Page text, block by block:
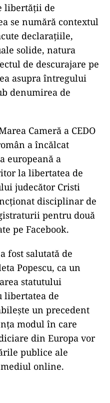
libertății de
se numără contextul
declarațiile,
solide, natura
de descurajare pe
asupra întregului
denumirea de
Cameră a CEDO
a încălcat
europeană a
la libertatea de
judecător Cristi
disciplinar de
pentru două
pe Facebook.
fost salutată de
Popescu, ca un
statutului
libertatea de
un precedent
modul în care
din Europa vor
publice ale
online.